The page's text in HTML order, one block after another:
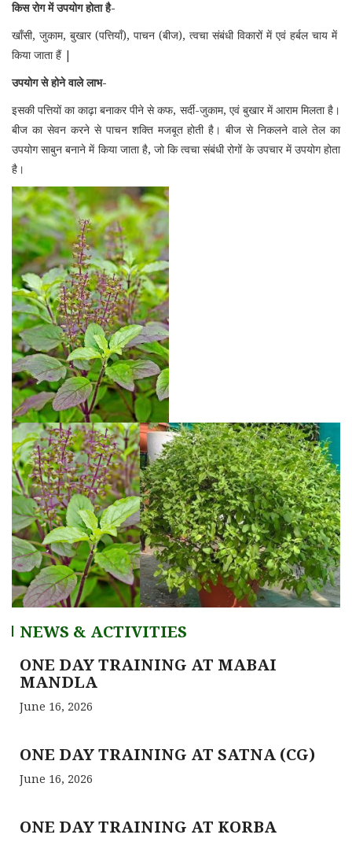
किस रोग में उपयोग होता है-
खाँसी, जुकाम, बुखार (पत्तियाँ), पाचन (बीज), त्वचा संबंधी विकारों में एवं हर्बल चाय में
किया जाता हैं |
उपयोग से होने वाले लाभ-
इसकी पत्तियों का काढ़ा बनाकर पीने से कफ, सर्दी-जुकाम, एवं बुखार में आराम मिलता है।
बीज का सेवन करने से पाचन शक्ति मजबूत होती है। बीज से निकलने वाले तेल का
उपयोग साबुन बनाने में किया जाता है, जो कि त्वचा संबंधी रोगों के उपचार में उपयोग होता
है।
NEWS & ACTIVITIES
ONE DAY TRAINING AT MABAI
MANDLA
ONE DAY TRAINING AT SATNA (CG)
ONE DAY TRAINING AT KORBA